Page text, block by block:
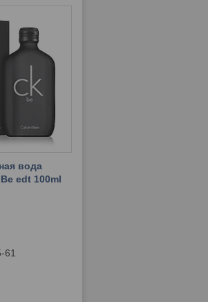
вода
edt 100ml
61